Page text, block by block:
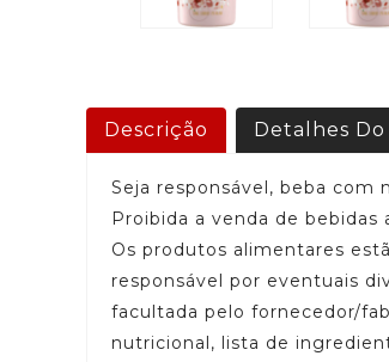
Descrição Detalhes
Seja responsável, beba com
Proibida a venda de bebidas
Os produtos alimentares
responsável por eventuais
facultada pelo fornecedor/
nutricional, lista de